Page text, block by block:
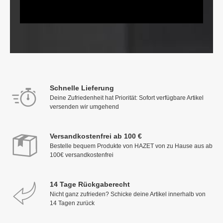
Schnelle Lieferung
Deine Zufriedenheit hat Priorität: Sofort verfügbare Artikel
versenden wir umgehend
Versandkostenfrei ab 100 €
Bestelle bequem Produkte von HAZET von zu Hause aus ab
100€ versandkostenfrei
14 Tage Rückgaberecht
Nicht ganz zufrieden? Schicke deine Artikel innerhalb von
14 Tagen zurück